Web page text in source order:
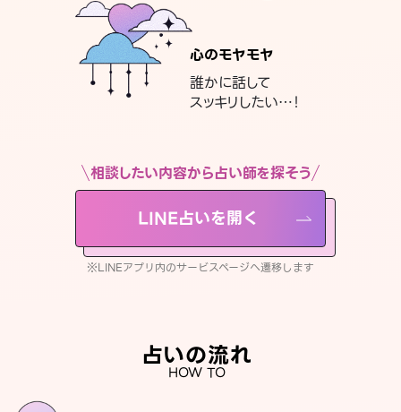
心のモヤモヤ
誰かに話して
スッキリしたい…！
相談したい内容から占い師を探そう
LINE占いを開く
※LINEアプリ内のサービスページへ遷移します
占いの流れ
HOW TO